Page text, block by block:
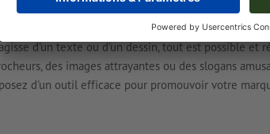
rapidement et facilement. Ce support est
faire imprimer des étiquettes en rouleau
d'un texte ou d'un dessin, tout est possible et
des images attrayantes ou des slogans
d'un outil efficace pour promouvoir votre